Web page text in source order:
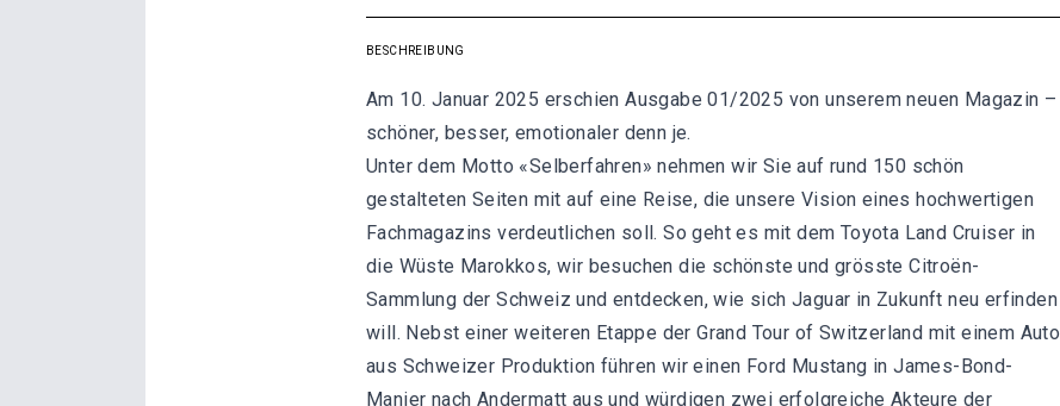
BESCHREIBUNG
Am 10. Januar 2025 erschien Ausgabe 01/2025 von unserem neuen Magazin –
schöner, besser, emotionaler denn je.
Unter dem Motto «Selberfahren» nehmen wir Sie auf rund 150 schön
gestalteten Seiten mit auf eine Reise, die unsere Vision eines hochwertigen
Fachmagazins verdeutlichen soll. So geht es mit dem Toyota Land Cruiser in
die Wüste Marokkos, wir besuchen die schönste und grösste Citroën-
Sammlung der Schweiz und entdecken, wie sich Jaguar in Zukunft neu erfinden
will. Nebst einer weiteren Etappe der Grand Tour of Switzerland mit einem Auto
aus Schweizer Produktion führen wir einen Ford Mustang in James-Bond-
Manier nach Andermatt aus und würdigen zwei erfolgreiche Akteure der